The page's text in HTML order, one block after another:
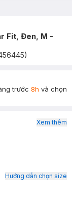
Fit, Đen, M -
)
trước 8h và chọn
Hướng dẫn chọn size
Xem thêm